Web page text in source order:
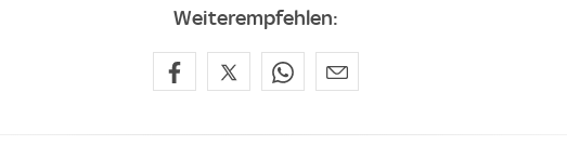
Weiterempfehlen: